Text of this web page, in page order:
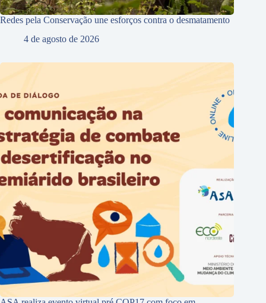
Redes pela Conservação une esforços contra o desmatamento
4 de agosto de 2026